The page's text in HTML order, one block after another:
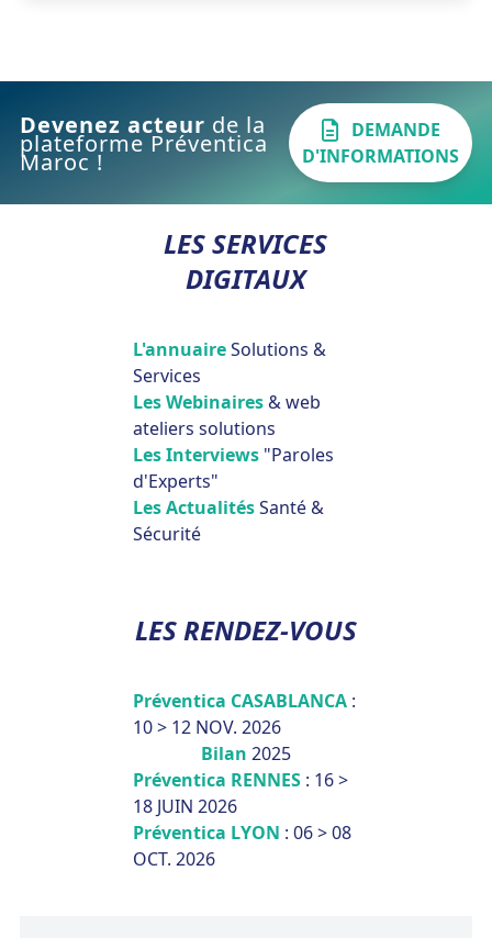
Devenez acteur de la
plateforme Préventica
Maroc !
DEMANDE
D'INFORMATIONS
LES SERVICES
DIGITAUX
L'annuaireSolutions &
Services
Les Webinaires& web
ateliers solutions
Les Interviews "Paroles
d'Experts"
Les ActualitésSanté &
Sécurité
LES RENDEZ-VOUS
Préventica CASABLANCA :
10 > 12 NOV. 2026
Bilan 2025
Préventica RENNES : 16 >
18 JUIN 2026
Préventica LYON : 06 > 08
OCT. 2026